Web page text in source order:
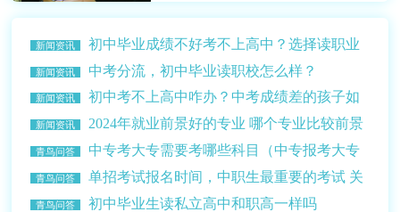
新闻资讯
初中毕业成绩不好考不上高中？选择读职业
学校？
新闻资讯 中考分流，初中毕业读职校怎么样？
新闻资讯
初中考不上高中咋办？中考成绩差的孩子如
何选择学校？
新闻资讯
2024年就业前景好的专业 哪个专业比较前景
比较好赚钱多？
青鸟问答
中专考大专需要考哪些科目（中专报考大专
的条件介绍）
青鸟问答
单招考试报名时间，中职生最重要的考试 关
乎升学读大学
青鸟问答 初中毕业生读私立高中和职高一样吗